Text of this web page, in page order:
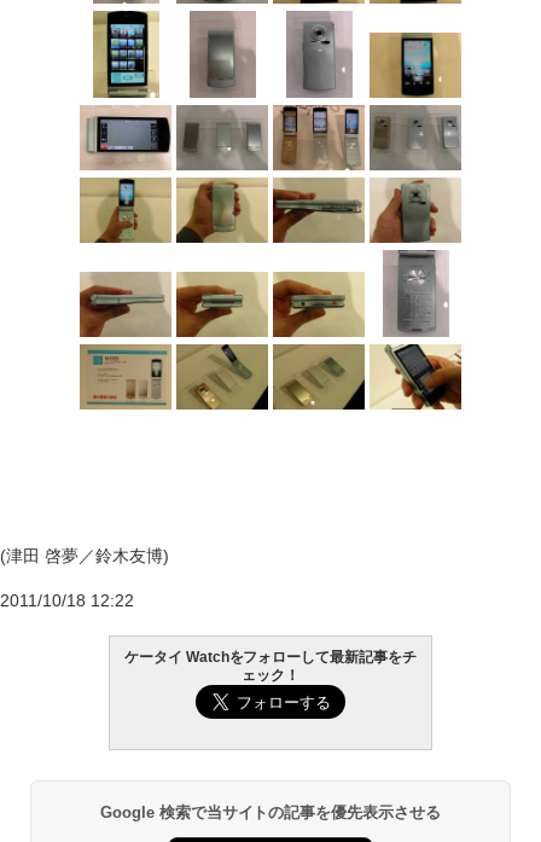
(津田 啓夢／鈴木友博)
2011/10/18 12:22
ケータイ Watchをフォローして最新記事をチ
ェック！
Google 検索で当サイトの記事を優先表示させる